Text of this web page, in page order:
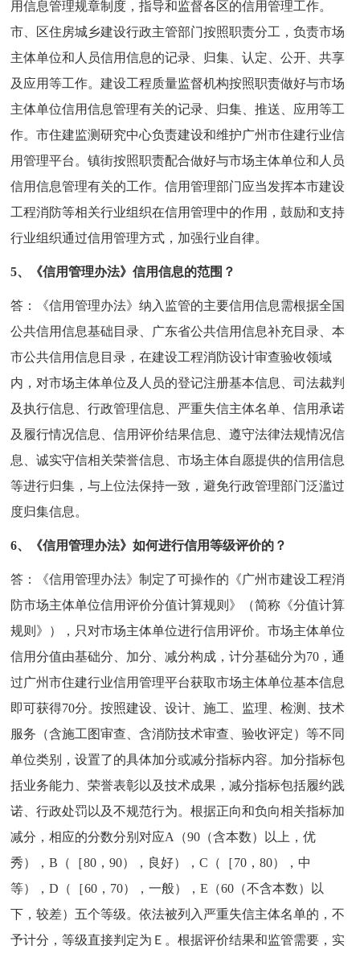
用信息管理规章制度，指导和监督各区的信用管理工作。
市、区住房城乡建设行政主管部门按照职责分工，负责市场
主体单位和人员信用信息的记录、归集、认定、公开、共享
及应用等工作。建设工程质量监督机构按照职责做好与市场
主体单位信用信息管理有关的记录、归集、推送、应用等工
作。市住建监测研究中心负责建设和维护广州市住建行业信
用管理平台。镇街按照职责配合做好与市场主体单位和人员
信用信息管理有关的工作。信用管理部门应当发挥本市建设
工程消防等相关行业组织在信用管理中的作用，鼓励和支持
行业组织通过信用管理方式，加强行业自律。
5、《信用管理办法》信用信息的范围？
答：《信用管理办法》纳入监管的主要信用信息需根据全国
公共信用信息基础目录、广东省公共信用信息补充目录、本
市公共信用信息目录，在建设工程消防设计审查验收领域
内，对市场主体单位及人员的登记注册基本信息、司法裁判
及执行信息、行政管理信息、严重失信主体名单、信用承诺
及履行情况信息、信用评价结果信息、遵守法律法规情况信
息、诚实守信相关荣誉信息、市场主体自愿提供的信用信息
等进行归集，与上位法保持一致，避免行政管理部门泛滥过
度归集信息。
6、《信用管理办法》如何进行信用等级评价的？
答：《信用管理办法》制定了可操作的《广州市建设工程消
防市场主体单位信用评价分值计算规则》（简称《分值计算
规则》），只对市场主体单位进行信用评价。市场主体单位
信用分值由基础分、加分、减分构成，计分基础分为70，通
过广州市住建行业信用管理平台获取市场主体单位基本信息
即可获得70分。按照建设、设计、施工、监理、检测、技术
服务（含施工图审查、含消防技术审查、验收评定）等不同
单位类别，设置了的具体加分或减分指标内容。加分指标包
括业务能力、荣誉表彰以及技术成果，减分指标包括履约践
诺、行政处罚以及不规范行为。根据正向和负向相关指标加
减分，相应的分数分别对应A（90（含本数）以上，优
秀），B（［80，90），良好），C（［70，80），中
等），D（［60，70），一般），E（60（不含本数）以
下，较差）五个等级。依法被列入严重失信主体名单的，不
予计分，等级直接判定为Ｅ。根据评价结果和监管需要，实